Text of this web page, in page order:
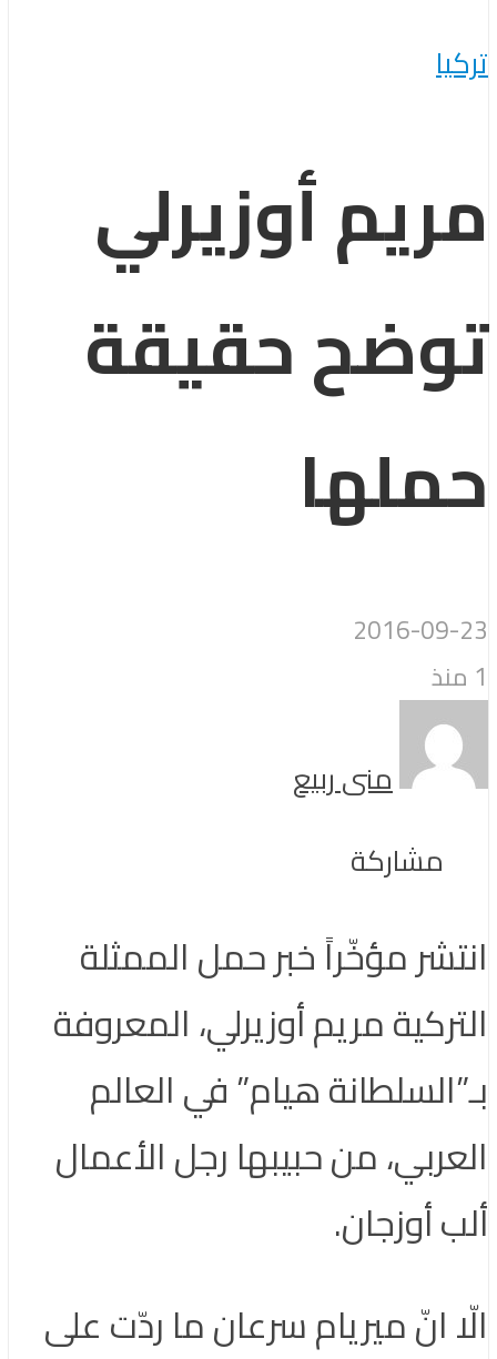
تركيا
مريم أوزيرلي
توضح حقيقة
حملها
2016-09-23
1 منذ
منى ربيع
مشاركة
انتشر مؤخّراً خبر حمل الممثلة
التركية مريم أوزيرلي، المعروفة
بـ”السلطانة هيام” في العالم
العربي، من حبيبها رجل الأعمال
ألب أوزجان.
الّا انّ ميريام سرعان ما ردّت على